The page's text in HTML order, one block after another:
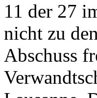
11 der 27
nicht zu
Abschuss